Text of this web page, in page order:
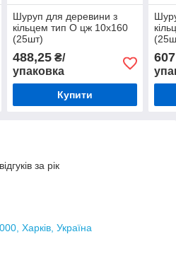
Шуруп для деревини з
кільцем тип О цж 10х160
(25шт)
488,25₴/
упаковка
Купити
за рік
Харків, Україна